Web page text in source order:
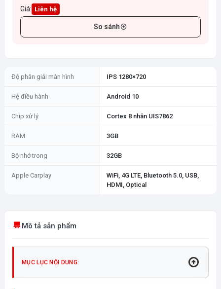
Giá: Liên hệ
So sánh
Độ phân giải màn hình IPS 1280×720
Hệ điều hành Android 10
Chip xử lý Cortex 8 nhân UIS7862
RAM 3GB
Bộ nhớ trong 32GB
Apple Carplay
WiFi, 4G LTE, Bluetooth 5.0, USB,
HDMI, Optical
Mô tả sản phẩm
MỤC LỤC NỘI DUNG: